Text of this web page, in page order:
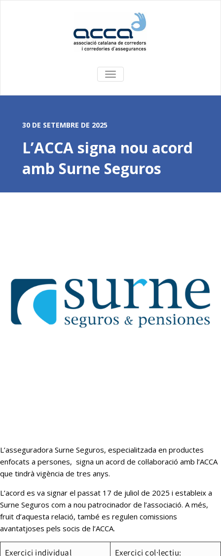
COMMUTA
LA
30 DE SETEMBRE DE 2025
L’ACCA signa nou acord
amb Surne Seguros
L’asseguradora Surne Seguros, especialitzada en productes
enfocats a persones, signa un acord de col·laboració amb l’ACCA
que tindrà vigència de tres anys.
L’acord es va signar el passat 17 de juliol de 2025 i estableix a
Surne Seguros com a nou patrocinador de l’associació. A més,
fruit d’aquesta relació, també es regulen comissions
avantatjoses pels socis de l’ACCA.
Exercici individual
Exercici col·lectiu: